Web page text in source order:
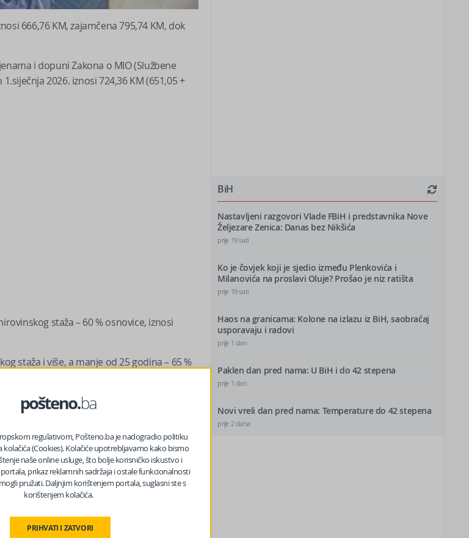
666,76 KM, zajamčena 795,74 KM, dok
i dopuni Zakona o MIO (Službene
2026. iznosi 724,36 KM (651,05 +
staža – 60 % osnovice, iznosi
staža i više, a manje od 25 godina – 65 %
staža i više, a manje od 30 godina – 70 %
staža i više, a manje od 35 godina – 75 %
BiH
Nastavljeni razgovori Vlade FBiH i predstavnika Nove
Željezare Zenica: Danas bez Nikšića
prije 19 sati
Ko je čovjek koji je sjedio između Plenkovića i
Milanovića na proslavi Oluje? Prošao je niz ratišta
prije 19 sati
Haos na granicama: Kolone na izlazu iz BiH, saobraćaj
usporavaju i radovi
prije 1 dan
Paklen dan pred nama: U BiH i do 42 stepena
prije 1 dan
Novi vreli dan pred nama: Temperature do 42 stepena
prije 2 dana
regulativom, Pošteno.ba je nadogradio politiku
(Cookies). Kolačiće upotrebljavamo kako bismo
naše online usluge, što bolje korisničko iskustvo i
prikaz reklamnih sadržaja i ostale funkcionalnosti
pružati. Daljnjim korištenjem portala, suglasni ste s
korištenjem kolačića.
PRIHVATI I ZATVORI